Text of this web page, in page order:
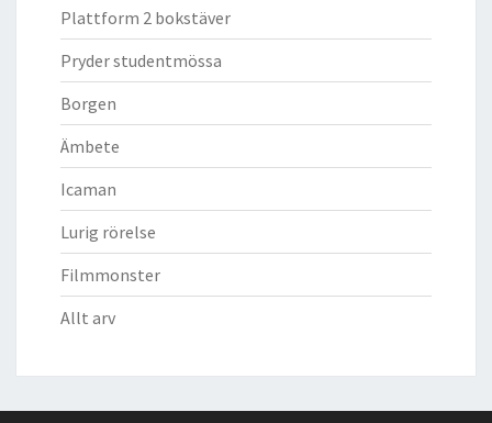
Plattform 2 bokstäver
Pryder studentmössa
Borgen
Ämbete
Icaman
Lurig rörelse
Filmmonster
Allt arv